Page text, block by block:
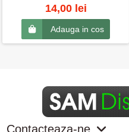
14,00 lei
Adauga in cos
Contacteaza-ne